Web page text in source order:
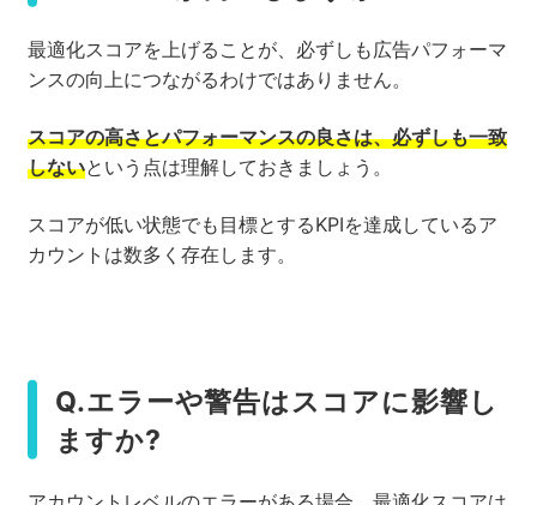
最適化スコアを上げることが、必ずしも広告パフォーマ
ンスの向上につながるわけではありません。
スコアの高さとパフォーマンスの良さは、必ずしも一致
しないという点は理解しておきましょう。
スコアが低い状態でも目標とするKPIを達成しているア
カウントは数多く存在します。
Q.エラーや警告はスコアに影響し
ますか?